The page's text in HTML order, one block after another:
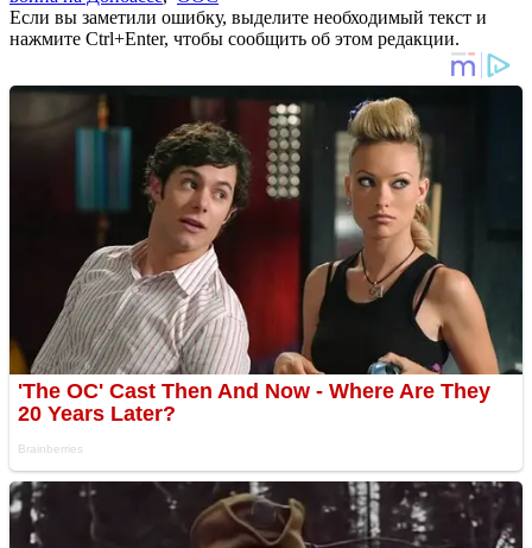
Если вы заметили ошибку, выделите необходимый текст и
нажмите Ctrl+Enter, чтобы сообщить об этом редакции.